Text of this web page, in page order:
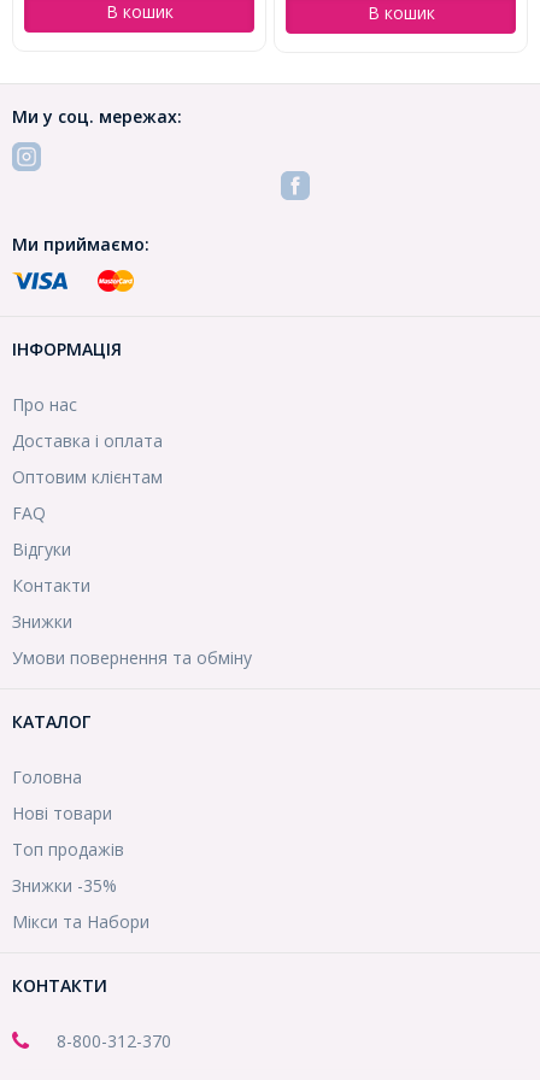
В кошик В кошик
Ми у соц. мережах:
Ми приймаємо:
ІНФОРМАЦІЯ
Про нас
Доставка і оплата
Оптовим клієнтам
FAQ
Відгуки
Контакти
Знижки
Умови повернення та обміну
КАТАЛОГ
Головна
Нові товари
Топ продажів
Знижки -35%
Мікси та Набори
КОНТАКТИ
8-800-312-370